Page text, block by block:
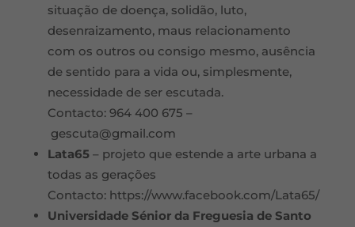
situação de doença, solidão, luto,
desenraizamento, maus relacionamento
com os outros ou consigo mesmo, ausência
de sentido para a vida ou, simplesmente,
necessidade de ser escutada.
Contacto: 964 400 675 –
gescuta@gmail.com
Lata65 – projeto que estende a arte urbana a
todas as gerações
Contacto: https://www.facebook.com/Lata65/
Universidade Sénior da Freguesia de Santo